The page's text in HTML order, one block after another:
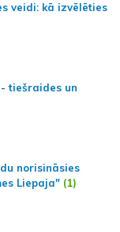
veidi: kā izvēlēties
tiešraides un
norisināsies
Liepaja" (1)